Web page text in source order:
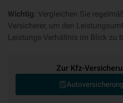
Wichtig: Vergleichen Sie
Versicherer, um den
Leistungs-Verhältnis im Blick zu
Zur Kfz-